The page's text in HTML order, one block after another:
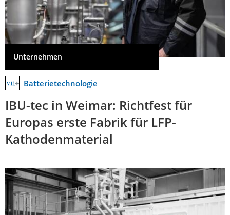
Unternehmen
Batterietechnologie
IBU-tec in Weimar: Richtfest für
Europas erste Fabrik für LFP-
Kathodenmaterial